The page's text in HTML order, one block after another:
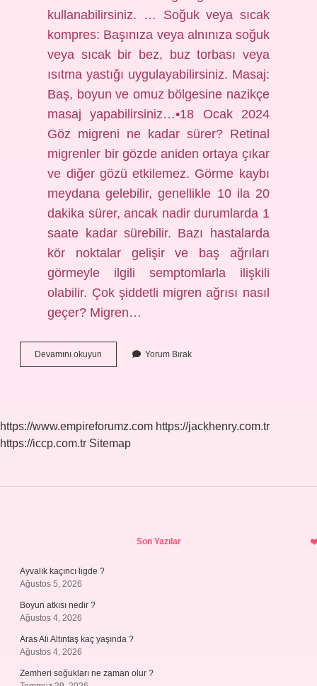
kullanabilirsiniz. … Soğuk veya sıcak
kompres: Başınıza veya alnınıza soğuk
veya sıcak bir bez, buz torbası veya
ısıtma yastığı uygulayabilirsiniz. Masaj:
Baş, boyun ve omuz bölgesine nazikçe
masaj yapabilirsiniz…•18 Ocak 2024
Göz migreni ne kadar sürer? Retinal
migrenler bir gözde aniden ortaya çıkar
ve diğer gözü etkilemez. Görme kaybı
meydana gelebilir, genellikle 10 ila 20
dakika sürer, ancak nadir durumlarda 1
saate kadar sürebilir. Bazı hastalarda
kör noktalar gelişir ve baş ağrıları
görmeyle ilgili semptomlarla ilişkili
olabilir. Çok şiddetli migren ağrısı nasıl
geçer? Migren…
Devamını okuyun
Vuran
Gelir
Yorum Bırak
https://www.empireforumz.com https://jackhenry.com.tr
https://iccp.com.tr Sitemap
Son Yazılar
Ayvalık kaçıncı ligde ?
Ağustos 5, 2026
Boyun atkısı nedir ?
Ağustos 4, 2026
Aras Ali Altıntaş kaç yaşında ?
Ağustos 4, 2026
Zemheri soğukları ne zaman olur ?